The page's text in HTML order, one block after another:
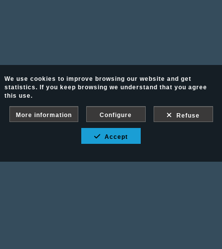
We use cookies to improve browsing our website and get
statistics. If you keep browsing we understand that you agree
this use.
More information Configure Refuse
Accept